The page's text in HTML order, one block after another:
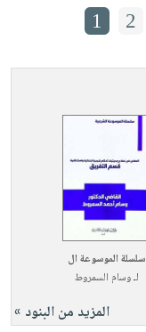
1 2
سلسلة الموسوعة ال
لـوسام السمروط
المزيد من البنود »